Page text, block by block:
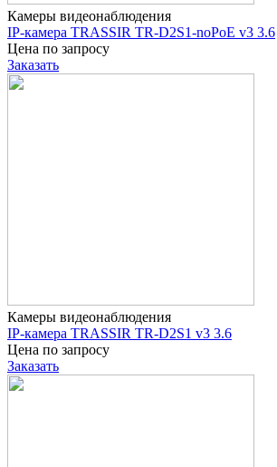
Камеры видеонаблюдения
IP-камера TRASSIR TR-D2S1-noPoE v3 3.6
Цена по запросу
Заказать
Камеры видеонаблюдения
IP-камера TRASSIR TR-D2S1 v3 3.6
Цена по запросу
Заказать